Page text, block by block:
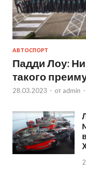
АВТОСПОРТ
Падди Лоу: Ни
такого
28.03.2023 - от admin -